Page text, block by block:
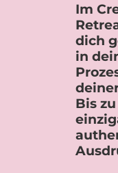
Im
dich
in
Bis